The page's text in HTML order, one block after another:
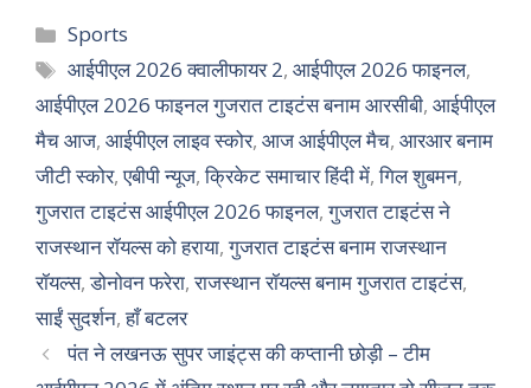
Sports
आईपीएल 2026 क्वालीफायर 2,आईपीएल 2026 फाइनल,
आईपीएल 2026 फाइनल गुजरात टाइटंस बनाम आरसीबी, आईपीएल
मैच आज, आईपीएल लाइव स्कोर, आज आईपीएल मैच, आरआर बनाम
जीटी स्कोर,एबीपी न्यूज,क्रिकेट समाचार हिंदी में,गिल शुबमन,
गुजरात टाइटंस आईपीएल 2026 फाइनल,गुजरात टाइटंस ने
राजस्थान रॉयल्स को हराया,गुजरात टाइटंस बनाम राजस्थान
रॉयल्स,डोनोवन फरेरा,राजस्थान रॉयल्स बनाम गुजरात टाइटंस,
साईं सुदर्शन,हाँ बटलर
पंत ने लखनऊ सुपर जाइंट्स की कप्तानी छोड़ी – टीम